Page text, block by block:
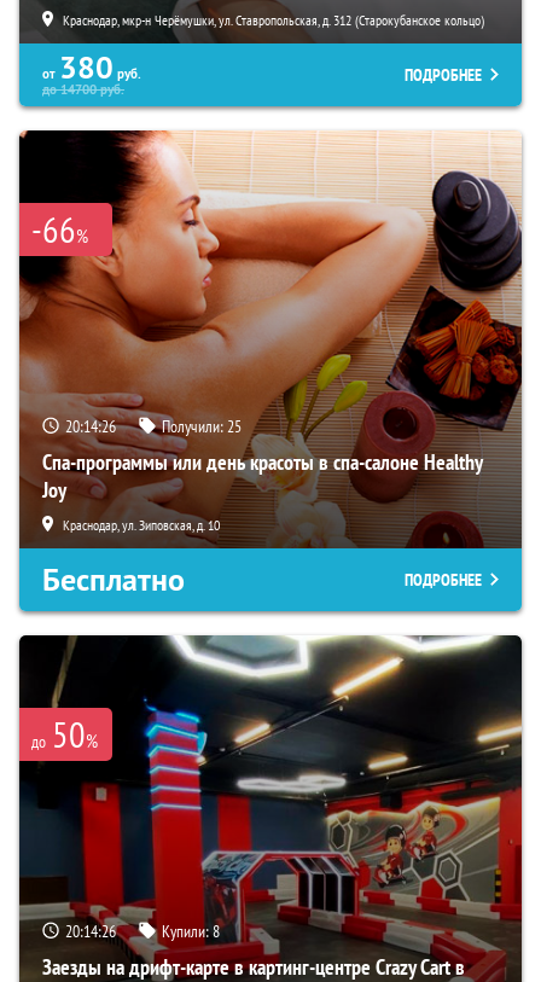
Краснодар, мкр-н Черёмушки, ул. Ставропольская, д. 312 (Старокубанское кольцо)
от 380 руб.
до14700руб.
ПОДРОБНЕЕ
-66%
20:14:25 Получили:25
Спа-программы или день красоты в спа-салоне Healthy
Joy
Краснодар, ул. Зиповская, д. 10
Бесплатно ПОДРОБНЕЕ
до 50%
20:14:25 Купили:8
Заезды на дрифт-карте в картинг-центре Crazy Cart в